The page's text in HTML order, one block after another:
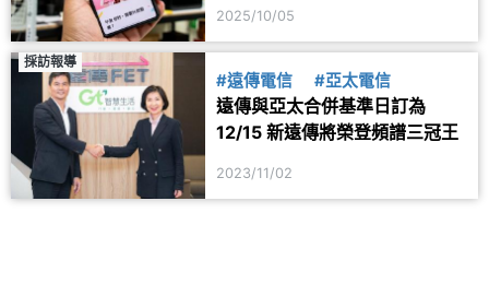
2025/10/05
採訪報導
#遠傳電信 #亞太電信
遠傳與亞太合併基準日訂為
12/15 新遠傳將榮登頻譜三冠王
2023/11/02